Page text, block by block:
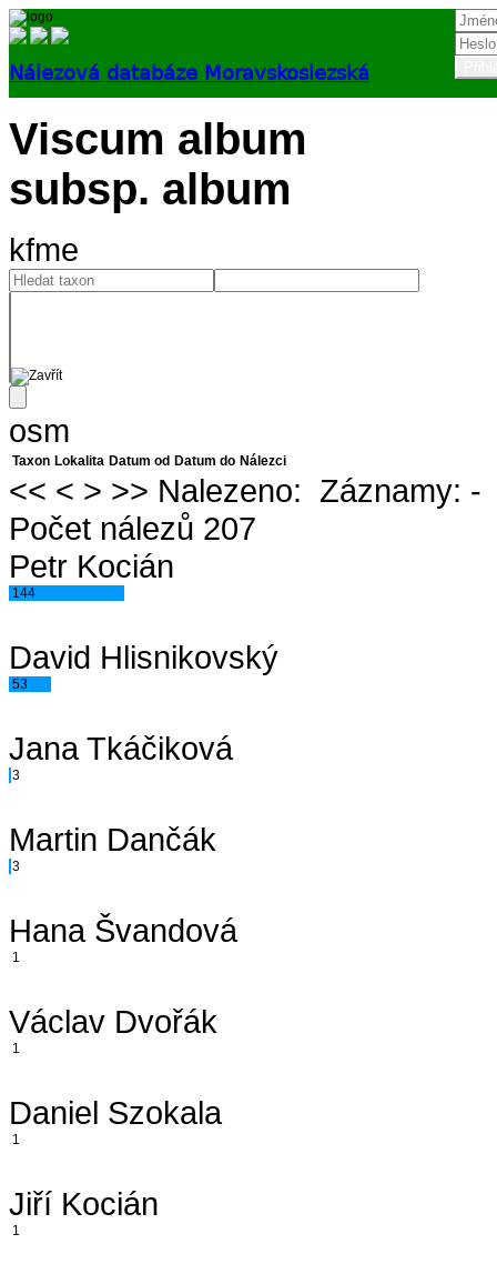
Nálezová databáze Moravskoslezská
Viscum album
subsp. album
kfme
osm
Taxon Lokalita Datum od Datum do Nálezci
<< < > >> Nalezeno: Záznamy: -
Počet nálezů 207
Petr Kocián
144
David Hlisnikovský
53
Jana Tkáčiková
3
Martin Dančák
3
Hana Švandová
1
Václav Dvořák
1
Daniel Szokala
1
Jiří Kocián
1